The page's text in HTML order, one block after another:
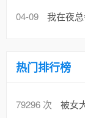
04-09 我在夜总
热门排行榜
79296 次
被女